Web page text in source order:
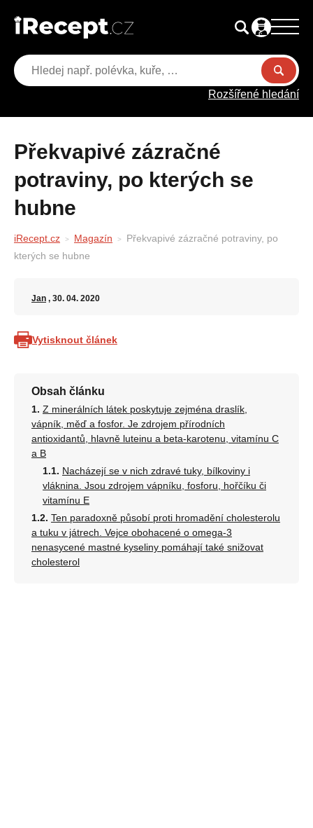
Rozšířené hledání
Překvapivé zázračné
potraviny, po kterých se
hubne
iRecept.cz Magazín
Překvapivé zázračné potraviny, po
kterých se hubne
Jan , 30. 04. 2020
Vytisknout článek
Obsah článku
Z minerálních látek poskytuje zejména draslík,
vápník, měď a fosfor. Je zdrojem přírodních
antioxidantů, hlavně luteinu a beta-karotenu, vitamínu C
a B
Nacházejí se v nich zdravé tuky, bílkoviny i
vláknina. Jsou zdrojem vápníku, fosforu, hořčíku či
vitamínu E
Ten paradoxně působí proti hromadění cholesterolu
a tuku v játrech. Vejce obohacené o omega-3
nenasycené mastné kyseliny pomáhají také snižovat
cholesterol